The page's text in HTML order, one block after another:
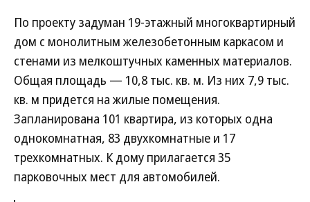
По проекту задуман 19-этажный многоквартирный
дом с монолитным железобетонным каркасом и
стенами из мелкоштучных каменных материалов.
Общая площадь — 10,8 тыс. кв. м. Из них 7,9 тыс.
кв. м придется на жилые помещения.
Запланирована 101 квартира, из которых одна
однокомнатная, 83 двухкомнатные и 17
трехкомнатных. К дому прилагается 35
парковочных мест для автомобилей.